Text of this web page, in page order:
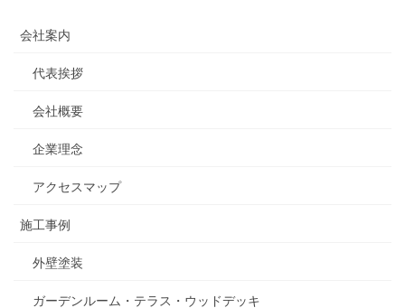
会社案内
代表挨拶
会社概要
企業理念
アクセスマップ
施工事例
外壁塗装
ガーデンルーム・テラス・ウッドデッキ